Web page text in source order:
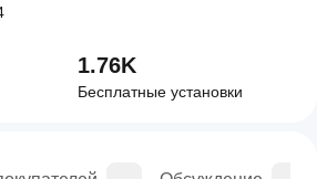
1.76K
Бесплатные установки